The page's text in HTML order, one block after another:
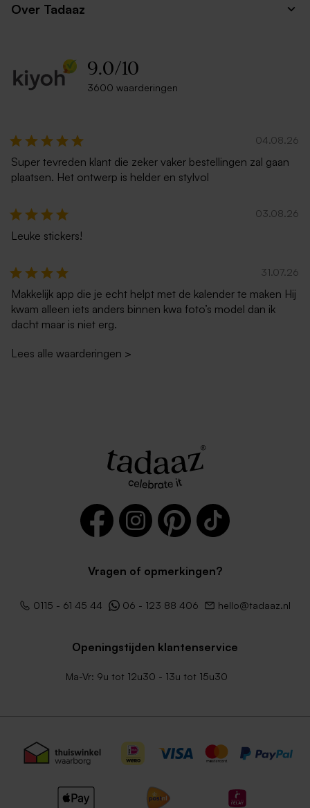
Over Tadaaz
9.0/10
3600 waarderingen
04.08.26
Super tevreden klant die zeker vaker bestellingen zal gaan
plaatsen. Het ontwerp is helder en stylvol
03.08.26
Leuke stickers!
31.07.26
Makkelijk app die je echt helpt met de kalender te maken Hij
kwam alleen iets anders binnen kwa foto’s model dan ik
dacht maar is niet erg.
Lees alle waarderingen >
Vragen of opmerkingen?
0115 - 61 45 44 06 - 123 88 406 hello@tadaaz.nl
Openingstijden klantenservice
Ma-Vr: 9u tot 12u30 - 13u tot 15u30